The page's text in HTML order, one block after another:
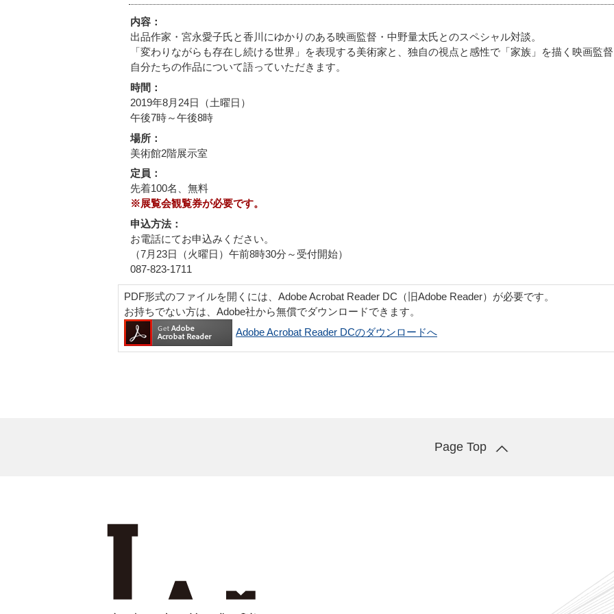
内容：
出品作家・宮永愛子氏と香川にゆかりのある映画監督・中野量太氏とのスペシャル対談。
「変わりながらも存在し続ける世界」を表現する美術家と、独自の視点と感性で「家族」を描く映画監
自分たちの作品について語っていただきます。
時間：
2019年8月24日（土曜日）
午後7時～午後8時
場所：
美術館2階展示室
定員：
先着100名、無料
※展覧会観覧券が必要です。
申込方法：
お電話にてお申込みください。
（7月23日（火曜日）午前8時30分～受付開始）
087-823-1711
PDF形式のファイルを開くには、Adobe Acrobat Reader DC（旧Adobe Reader）が必要です。
お持ちでない方は、Adobe社から無償でダウンロードできます。
Adobe Acrobat Reader DCのダウンロードへ
Page Top